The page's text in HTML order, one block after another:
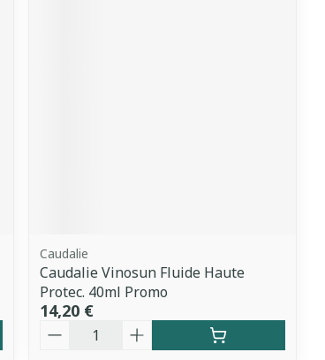
Caudalie
Caudalie Vinosun Fluide Haute
Protec. 40ml Promo
14,20 €
Quantité